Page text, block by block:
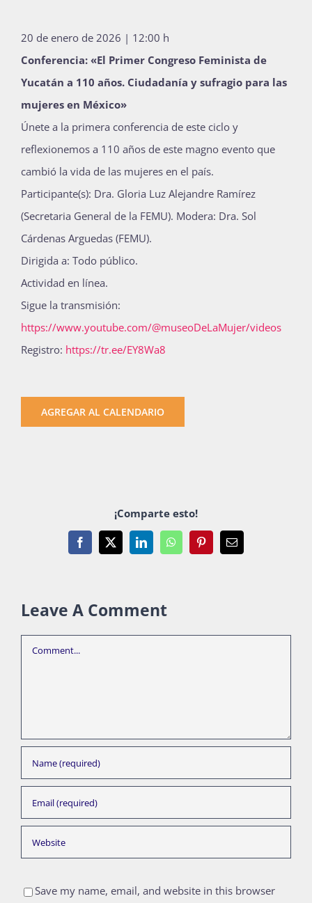
Bienvenida generación 2027-1
20 de enero de 2026 | 12:00 h
Conferencia: «El Primer Congreso Feminista de
Yucatán a 110 años. Ciudadanía y sufragio para las
mujeres en México»
Únete a la primera conferencia de este ciclo y
reflexionemos a 110 años de este magno evento que
cambió la vida de las mujeres en el país.
Participante(s): Dra. Gloria Luz Alejandre Ramírez
(Secretaria General de la FEMU). Modera: Dra. Sol
Cárdenas Arguedas (FEMU).
Dirigida a: Todo público.
Actividad en línea.
Sigue la transmisión:
https://www.youtube.com/@museoDeLaMujer/videos
Registro: https://tr.ee/EY8Wa8
AGREGAR AL CALENDARIO
¡Comparte esto!
Facebook
X LinkedInWhatsAppPinterestEmail
Leave A Comment
Comment
Save my name, email, and website in this browser